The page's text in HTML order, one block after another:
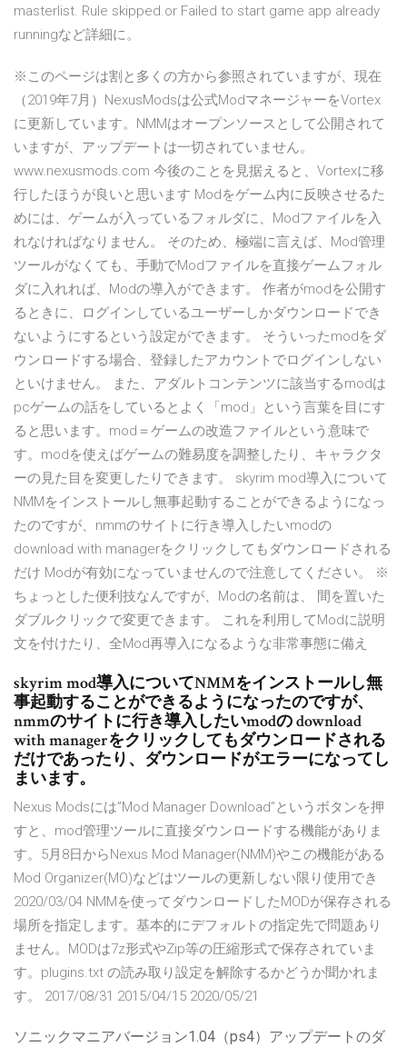
masterlist. Rule skipped.or Failed to start game app already
runningなど詳細に。
※このページは割と多くの方から参照されていますが、現在
（2019年7月）NexusModsは公式ModマネージャーをVortex
に更新しています。NMMはオープンソースとして公開されて
いますが、アップデートは一切されていません。
www.nexusmods.com 今後のことを見据えると、Vortexに移
行したほうが良いと思います Modをゲーム内に反映させるた
めには、ゲームが入っているフォルダに、Modファイルを入
れなければなりません。 そのため、極端に言えば、Mod管理
ツールがなくても、手動でModファイルを直接ゲームフォル
ダに入れれば、Modの導入ができます。 作者がmodを公開す
るときに、ログインしているユーザーしかダウンロードでき
ないようにするという設定ができます。 そういったmodをダ
ウンロードする場合、登録したアカウントでログインしない
といけません。 また、アダルトコンテンツに該当するmodは
pcゲームの話をしているとよく「mod」という言葉を目にす
ると思います。mod＝ゲームの改造ファイルという意味で
す。modを使えばゲームの難易度を調整したり、キャラクタ
ーの見た目を変更したりできます。 skyrim mod導入について
NMMをインストールし無事起動することができるようになっ
たのですが、nmmのサイトに行き導入したいmodの
download with managerをクリックしてもダウンロードされる
だけ Modが有効になっていませんので注意してください。 ※
ちょっとした便利技なんですが、Modの名前は、 間を置いた
ダブルクリックで変更できます。 これを利用してModに説明
文を付けたり、全Mod再導入になるような非常事態に備え
skyrim mod導入についてNMMをインストールし無
事起動することができるようになったのですが、
nmmのサイトに行き導入したいmodの download
with managerをクリックしてもダウンロードされる
だけであったり、ダウンロードがエラーになってし
まいます。
Nexus Modsには”Mod Manager Download”というボタンを押
すと、mod管理ツールに直接ダウンロードする機能がありま
す。5月8日からNexus Mod Manager(NMM)やこの機能がある
Mod Organizer(MO)などはツールの更新しない限り使用でき
2020/03/04 NMMを使ってダウンロードしたMODが保存される
場所を指定します。基本的にデフォルトの指定先で問題あり
ません。MODは7z形式やZip等の圧縮形式で保存されていま
す。plugins.txt の読み取り設定を解除するかどうか聞かれま
す。 2017/08/31 2015/04/15 2020/05/21
ソニックマニアバージョン1.04（ps4）アップデートのダ